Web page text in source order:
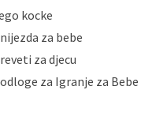
potrebni radi provedbe
zakonima. Napominjemo
ili djelomice,
obrade Vaših osobnih
podnijeti poštom na
na adresu:
kocke
za bebe
za djecu
za Igranje za Bebe